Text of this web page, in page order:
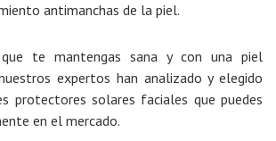
antimanchas de la piel.
que te mantengas sana y con una piel
expertos han analizado y elegido
protectores solares faciales que puedes
en el mercado.